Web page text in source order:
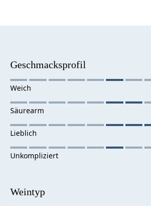
Geschmacksprofil
Weintyp